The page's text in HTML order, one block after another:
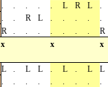
. . . . . L R L
.
. . R L . . . .
.
R . . . . . . .
R
x
x x
L . L L . L . L
L
.
. . . . . . .
.